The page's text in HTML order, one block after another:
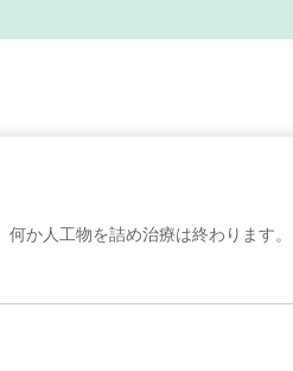
か人工物を詰め治療は終わります